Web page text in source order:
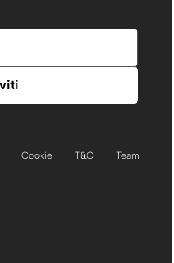
Cookie T&C
Team